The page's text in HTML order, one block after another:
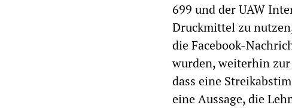
699 und der UAW
Druckmittel zu
die Facebook-
wurden, weiterhin
dass eine
eine Aussage, die